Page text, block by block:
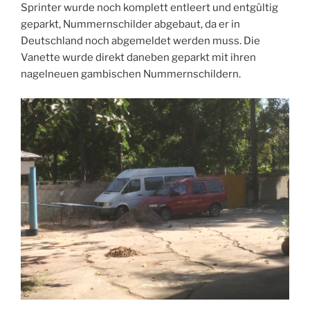
Sprinter wurde noch komplett entleert und entgültig
geparkt, Nummernschilder abgebaut, da er in
Deutschland noch abgemeldet werden muss. Die
Vanette wurde direkt daneben geparkt mit ihren
nagelneuen gambischen Nummernschildern.